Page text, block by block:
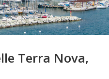
Terra Nova,